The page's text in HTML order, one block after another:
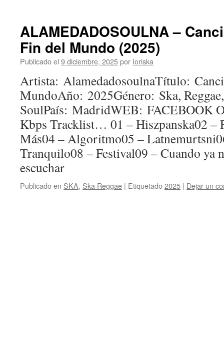
ALAMEDADOSOULNA –
Fin del Mundo (2025)
Publicado el 9 diciembre, 2025por Ioriska
Artista: AlamedadosoulnaTítulo:
MundoAño: 2025Género: Ska, Reggae,
SoulPaís: MadridWEB: FACEBOOK
Kbps Tracklist… 01 – Hiszpanska02 –
Más04 – Algoritmo05 –
Tranquilo08 – Festival09 – Cuando ya
escuchar
Publicado en SKA, Ska Reggae | Etiquetado2025 | Dejar un